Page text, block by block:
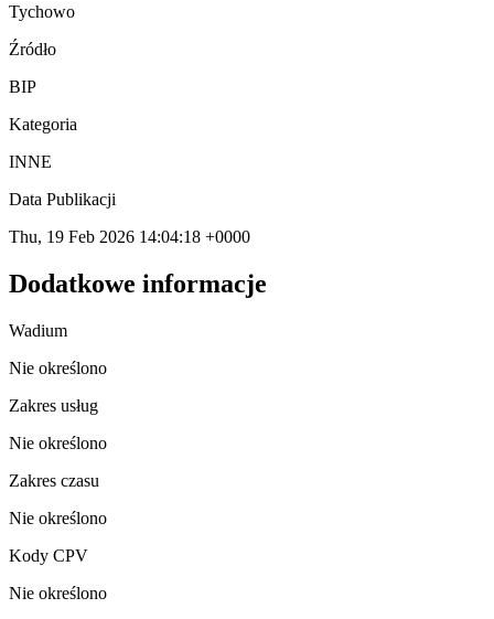
Tychowo
Źródło
BIP
Kategoria
INNE
Data Publikacji
Thu, 19 Feb 2026 14:04:18 +0000
Dodatkowe informacje
Wadium
Nie określono
Zakres usług
Nie określono
Zakres czasu
Nie określono
Kody CPV
Nie określono